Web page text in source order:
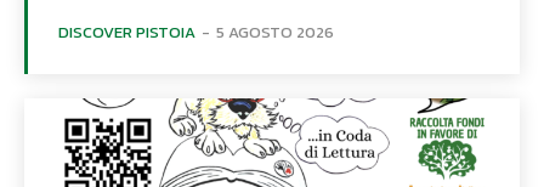
DISCOVER PISTOIA - 5 AGOSTO 2026